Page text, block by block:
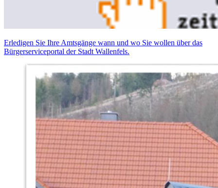
Erledigen Sie Ihre Amtsgänge wann und wo Sie wollen über das
Bürgerserviceportal der Stadt Wallenfels.